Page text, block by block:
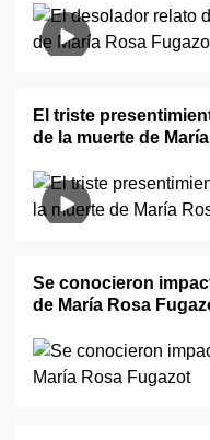
El triste
de la muerte de
Se conocieron
de María Rosa